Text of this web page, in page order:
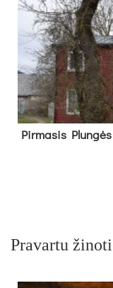
Pir­ma­sis
Pravartu žinoti